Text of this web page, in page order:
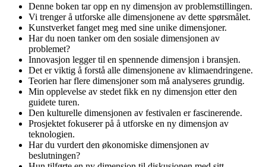
Denne boken tar opp en ny dimensjon av problemstillingen.
Vi trenger å utforske alle dimensjonene av dette spørsmålet.
Kunstverket fanget meg med sine unike dimensjoner.
Har du noen tanker om den sosiale dimensjonen av
problemet?
Innovasjon legger til en spennende dimensjon i bransjen.
Det er viktig å forstå alle dimensjonene av klimaendringene.
Teorien har flere dimensjoner som må analyseres grundig.
Min opplevelse av stedet fikk en ny dimensjon etter den
guidete turen.
Den kulturelle dimensjonen av festivalen er fascinerende.
Prosjektet fokuserer på å utforske en ny dimensjon av
teknologien.
Har du vurdert den økonomiske dimensjonen av
beslutningen?